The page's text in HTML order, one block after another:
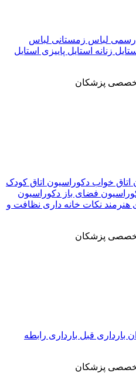
رسمی لباس زمستانی لباس
زنانه استایل پاییزی استایل
پزشکان
اتاق خواب دکوراسیون اتاق کودک
فضای باز دکوراسیون
هنرمند نکات خانه داری نظافت و
پزشکان
بارداری قبل بارداری رابطه
پزشکان